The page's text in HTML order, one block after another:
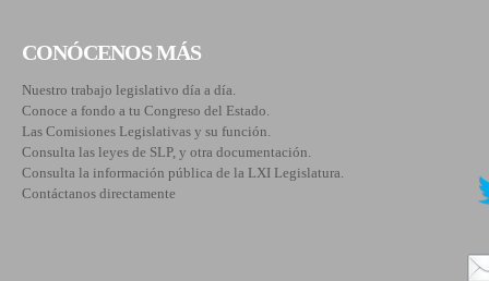
CONÓCENOS MÁS
Nuestro trabajo legislativo día a día.
Conoce a fondo a tu Congreso del Estado.
Las Comisiones Legislativas y su función.
Consulta las leyes de SLP, y otra documentación.
Consulta la información pública de la LXI Legislatura.
Contáctanos directamente